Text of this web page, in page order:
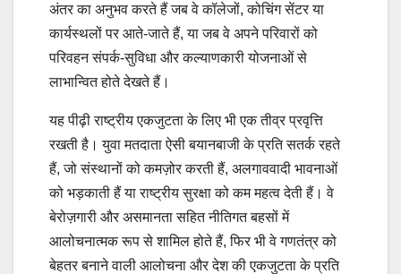
अंतर का अनुभव करते हैं जब वे कॉलेजों, कोचिंग सेंटर या
कार्यस्थलों पर आते-जाते हैं, या जब वे अपने परिवारों को
परिवहन संपर्क-सुविधा और कल्याणकारी योजनाओं से
लाभान्वित होते देखते हैं।
यह पीढ़ी राष्ट्रीय एकजुटता के लिए भी एक तीव्र प्रवृत्ति
रखती है। युवा मतदाता ऐसी बयानबाजी के प्रति सतर्क रहते
हैं, जो संस्थानों को कमज़ोर करती हैं, अलगाववादी भावनाओं
को भड़काती हैं या राष्ट्रीय सुरक्षा को कम महत्व देती हैं। वे
बेरोज़गारी और असमानता सहित नीतिगत बहसों में
आलोचनात्मक रूप से शामिल होते हैं, फिर भी वे गणतंत्र को
बेहतर बनाने वाली आलोचना और देश की एकजुटता के प्रति